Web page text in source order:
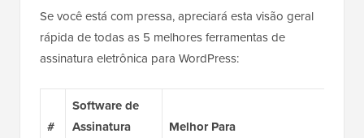
Se você está com pressa, apreciará esta visão geral
rápida de todas as 5 melhores ferramentas de
assinatura eletrônica para WordPress:
#
Software de
Assinatura
Melhor Para